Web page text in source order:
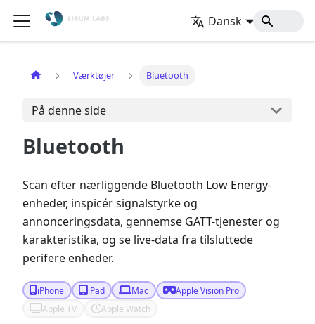
Dansk Hjem
Værktøjer Bluetooth
På denne side
Bluetooth
Scan efter nærliggende Bluetooth Low Energy-
enheder, inspicér signalstyrke og
annonceringsdata, gennemse GATT-tjenester og
karakteristika, og se live-data fra tilsluttede
perifere enheder.
iPhone iPad Mac
Apple Vision Pro
Apple TV
Apple Watch